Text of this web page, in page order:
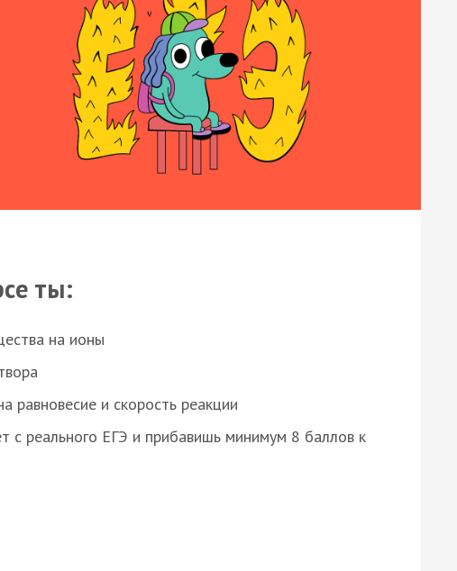
ты:
на ионы
равновесие и скорость реакции
реального ЕГЭ и прибавишь минимум 8 баллов к